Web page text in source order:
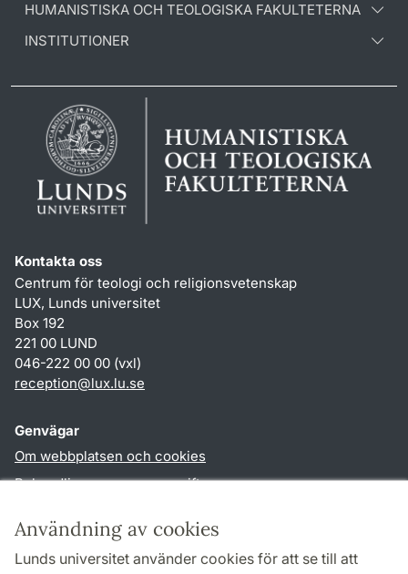
Användning av cookies
Lunds universitet använder cookies för att se till att
HUMANISTISKA OCH TEOLOGISKA FAKULTETERNA
INSTITUTIONER
Kontakta oss
Centrum för teologi och religionsvetenskap
LUX, Lunds universitet
Box 192
221 00 LUND
046-222 00 00 (vxl)
reception@lux.lu.se
Genvägar
Om webbplatsen och cookies
Behandling av personuppgifter
TYPO3-login